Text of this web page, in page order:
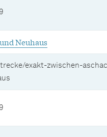
Neuhaus
exakt-zwischen-